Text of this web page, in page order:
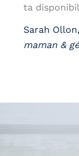
ta
Sarah Ollon,
maman &